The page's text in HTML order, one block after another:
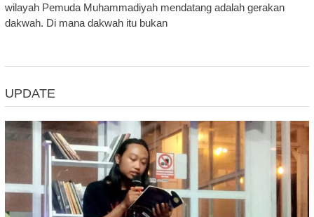
wilayah Pemuda Muhammadiyah mendatang adalah gerakan
dakwah. Di mana dakwah itu bukan
UPDATE